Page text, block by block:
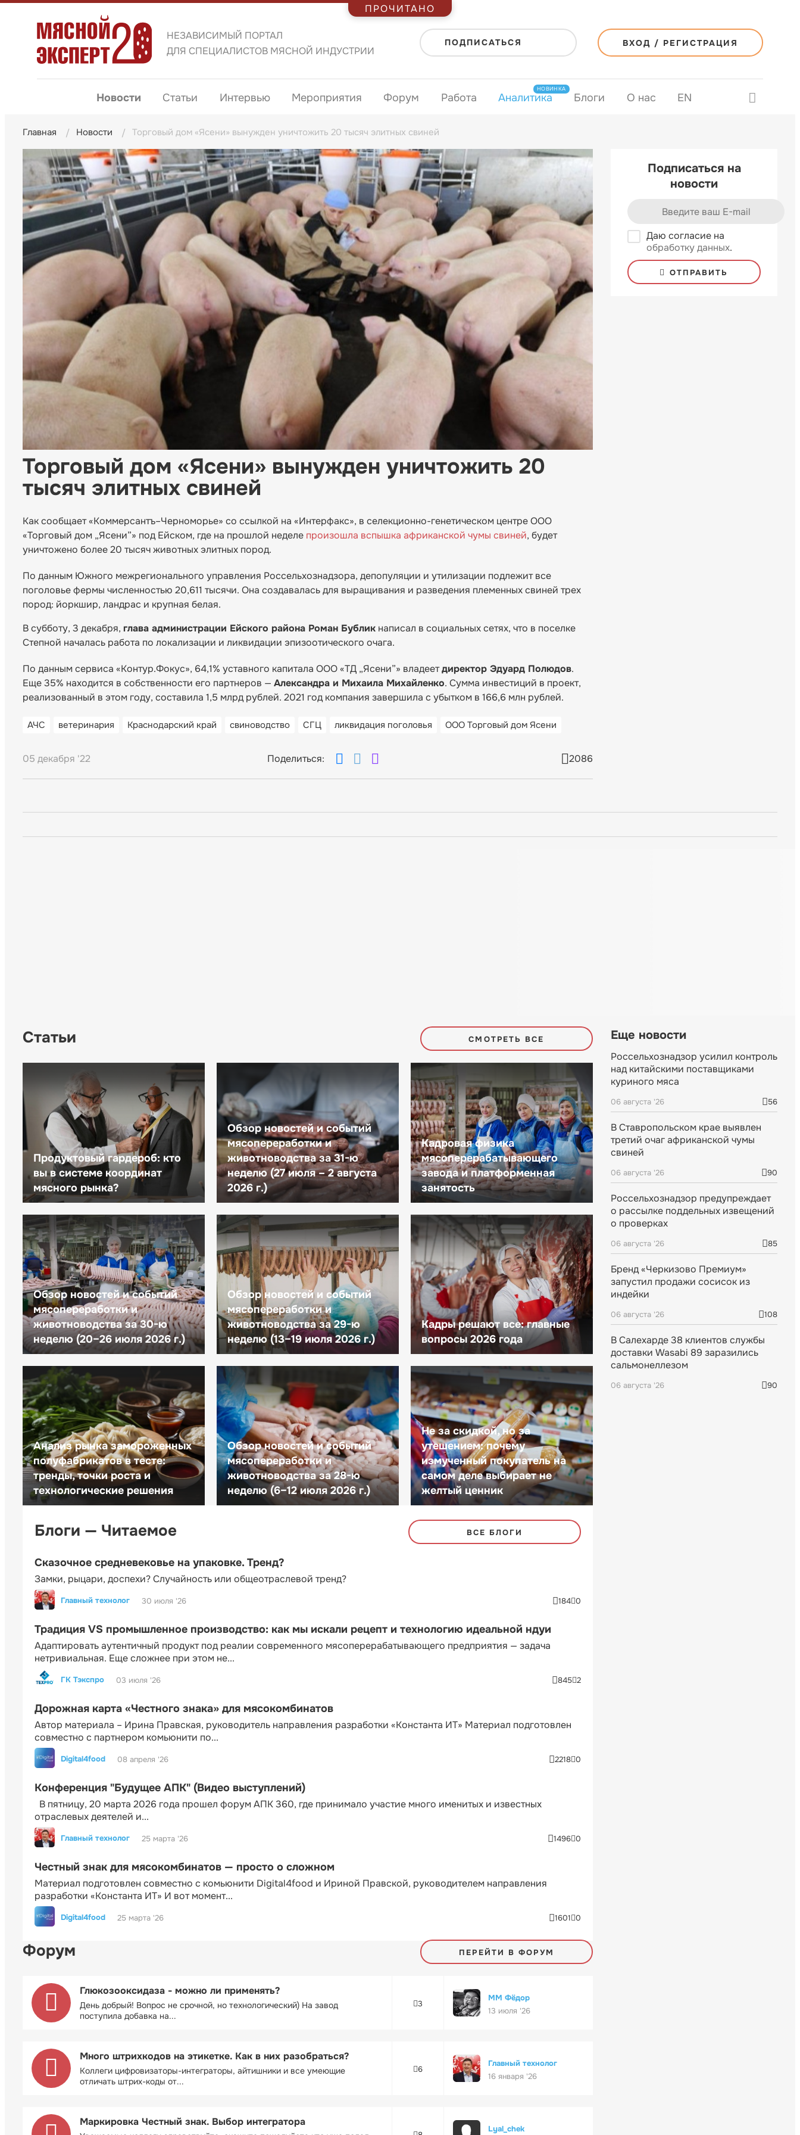
НЕЗАВИСИМЫЙ ПОРТАЛ
ДЛЯ СПЕЦИАЛИСТОВ МЯСНОЙ ИНДУСТРИИ
ПОДПИСАТЬСЯ ВХОД / РЕГИСТРАЦИЯ
Новости Статьи Интервью Мероприятия Форум Работа Аналитика
НОВИНКА
Блоги О нас EN
Главная Новости Торговый дом «Ясени» вынужден уничтожить 20 тысяч элитных свиней
Торговый дом «Ясени» вынужден уничтожить 20
тысяч элитных свиней
Как сообщает «Коммерсантъ–Черноморье» со ссылкой на «Интерфакс», в селекционно-генетическом центре ООО
«Торговый дом „Ясени”» под Ейском, где на прошлой неделе произошла вспышка африканской чумы свиней, будет
уничтожено более 20 тысяч животных элитных пород.
По данным Южного межрегионального управления Россельхознадзора, депопуляции и утилизации подлежит все
поголовье фермы численностью 20,611 тысячи. Она создавалась для выращивания и разведения племенных свиней трех
пород: йоркшир, ландрас и крупная белая.
В субботу, 3 декабря, глава администрации Ейского района Роман Бублик написал в социальных сетях, что в поселке
Степной началась работа по локализации и ликвидации эпизоотического очага.
По данным сервиса «Контур.Фокус», 64,1% уставного капитала ООО «ТД „Ясени”» владеетдиректор Эдуард Полюдов.
Еще 35% находится в собственности его партнеров — Александра и Михаила Михайленко. Сумма инвестиций в проект,
реализованный в этом году, составила 1,5 млрд рублей. 2021 год компания завершила с убытком в 166,6 млн рублей.
АЧС ветеринария Краснодарский край свиноводство СГЦ ликвидация поголовья ООО Торговый дом Ясени
05 декабря '22 Поделиться: 2086
Подписаться на
новости
Даю согласие на
обработку данных.
ОТПРАВИТЬ
Статьи СМОТРЕТЬ ВСЕ
Продуктовый гардероб: кто
вы в системе координат
мясного рынка?
Обзор новостей и событий
мясопереработки и
животноводства за 31-ю
неделю (27 июля – 2 августа
2026 г.)
Кадровая физика
мясоперерабатывающего
завода и платформенная
занятость
Обзор новостей и событий
мясопереработки и
животноводства за 30-ю
неделю (20–26 июля 2026 г.)
Обзор новостей и событий
мясопереработки и
животноводства за 29-ю
неделю (13–19 июля 2026 г.)
Кадры решают все: главные
вопросы 2026 года
Анализ рынка замороженных
полуфабрикатов в тесте:
тренды, точки роста и
технологические решения
Обзор новостей и событий
мясопереработки и
животноводства за 28-ю
неделю (6–12 июля 2026 г.)
Не за скидкой, но за
утешением: почему
измученный покупатель на
самом деле выбирает не
желтый ценник
Блоги — Читаемое ВСЕ БЛОГИ
Сказочное средневековье на упаковке. Тренд?
Замки, рыцари, доспехи? Случайность или общеотраслевой тренд?
Главный технолог 30 июля '26 184 0
Традиция VS промышленное производство: как мы искали рецепт и технологию идеальной ндуи
Адаптировать аутентичный продукт под реалии современного мясоперерабатывающего предприятия — задача
нетривиальная. Еще сложнее при этом не...
ГК Тэкспро 03 июля '26 845 2
Дорожная карта «Честного знака» для мясокомбинатов
Автор материала – Ирина Правская, руководитель направления разработки «Константа ИТ» Материал подготовлен
совместно с партнером комьюнити по...
Digital4food 08 апреля '26 2218 0
Конференция "Будущее АПК" (Видео выступлений)
В пятницу, 20 марта 2026 года прошел форум АПК 360, где принимало участие много именитых и известных
отраслевых деятелей и...
Главный технолог 25 марта '26 1496 0
Честный знак для мясокомбинатов — просто о сложном
Материал подготовлен совместно с комьюнити Digital4food и Ириной Правской, руководителем направления
разработки «Константа ИТ» И вот момент...
Digital4food 25 марта '26 1601 0
Форум ПЕРЕЙТИ В ФОРУМ
Глюкозооксидаза - можно ли применять?
День добрый! Вопрос не срочной, но технологический) На завод
поступила добавка на...
3
ММ Фёдор
13 июля '26
Много штрихкодов на этикетке. Как в них разобраться?
Коллеги цифровизаторы-интеграторы, айтишники и все умеющие
отличать штрих-коды от...
6
Главный технолог
16 января '26
Маркировка Честный знак. Выбор интегратора
Lyal_chek
Еще новости
Россельхознадзор усилил контроль
над китайскими поставщиками
куриного мяса
06 августа '26 56
В Ставропольском крае выявлен
третий очаг африканской чумы
свиней
06 августа '26 90
Россельхознадзор предупреждает
о рассылке поддельных извещений
о проверках
06 августа '26 85
Бренд «Черкизово Премиум»
запустил продажи сосисок из
индейки
06 августа '26 108
В Салехарде 38 клиентов службы
доставки Wasabi 89 заразились
сальмонеллезом
06 августа '26 90
ПРОЧИТАНО